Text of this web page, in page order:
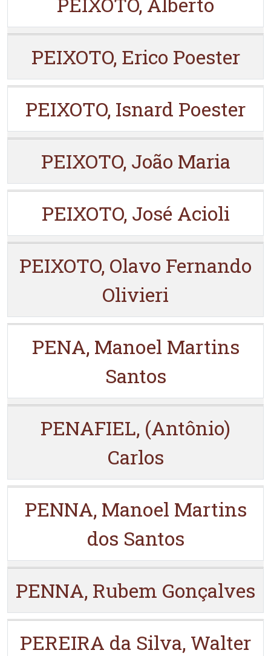
PEIXOTO, Erico Poester
PEIXOTO, Isnard Poester
PEIXOTO, João Maria
PEIXOTO, José Acioli
PEIXOTO, Olavo Fernando
Olivieri
PENA, Manoel Martins
Santos
PENAFIEL, (Antônio)
Carlos
PENNA, Manoel Martins
dos Santos
PENNA, Rubem Gonçalves
PEREIRA da Silva, Walter